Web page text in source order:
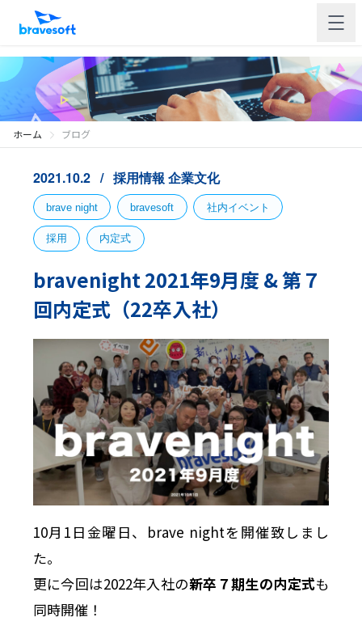
ホーム ブログ
2021.10.2 採用情報 企業文化
brave night bravesoft 社内イベント
採用 内定式
bravenight 2021年9月度 & 第７
回内定式（22卒入社）
10月1日金曜日、brave nightを開催致しまし
た。
更に今回は2022年入社の新卒７期生の内定式も
同時開催！